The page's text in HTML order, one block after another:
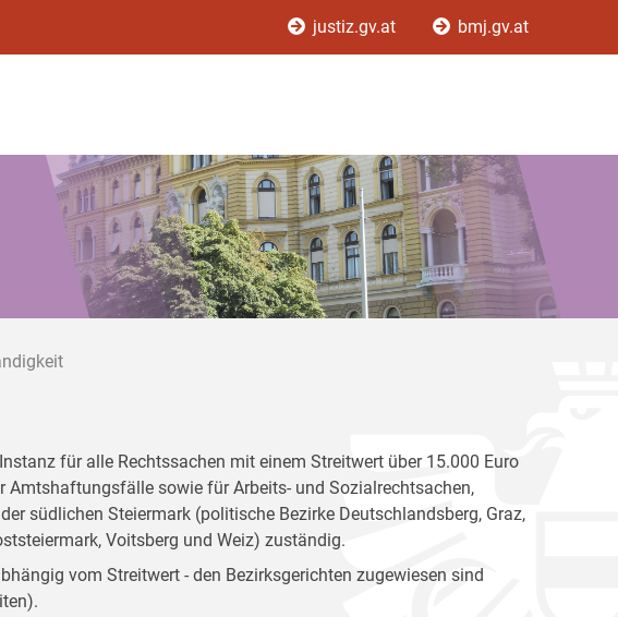
justiz.gv.at bmj.gv.at
für alle Rechtssachen mit einem Streitwert über 15.000 Euro
sowie für Arbeits- und Sozialrechtsachen,
südlichen Steiermark (politische Bezirke Deutschlandsberg, Graz,
Voitsberg und Weiz) zuständig.
vom Streitwert - den Bezirksgerichten zugewiesen sind